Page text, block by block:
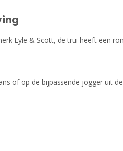
Lyle & Scott, de trui heeft een
of op de bijpassende jogger uit